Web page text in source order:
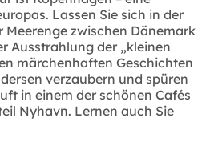
Lassen Sie sich in der
Meerenge zwischen Dänemark
Ausstrahlung der „kleinen
märchenhaften Geschichten
verzaubern und spüren
in einem der schönen Cafés
Nyhavn. Lernen auch Sie